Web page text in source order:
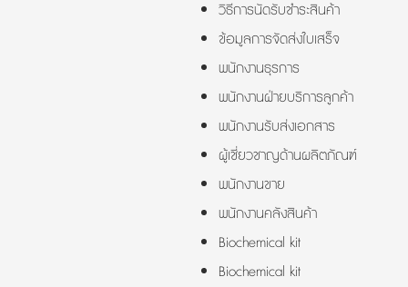
วิธีการนัดรับชำระสินค้า
ข้อมูลการจัดส่งใบเสร็จ
พนักงานธุรการ
พนักงานฝ่ายบริการลูกค้า
พนักงานรับส่งเอกสาร
ผู้เชี่ยวชาญด้านผลิตภัณฑ์
พนักงานขาย
พนักงานคลังสินค้า
Biochemical kit
Biochemical kit